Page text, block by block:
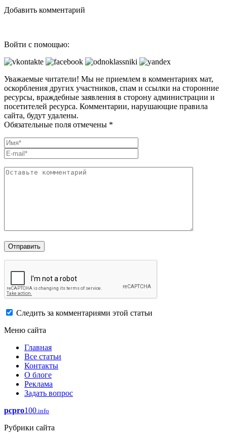
Добавить комментарий
Войти с помощью:
Уважаемые читатели! Мы не приемлем в комментариях мат,
оскорбления других участников, спам и ссылки на сторонние
ресурсы, враждебные заявления в сторону администрации и
посетителей ресурса. Комментарии, нарушающие правила
сайта, будут удалены.
Обязательные поля отмечены *
Следить за комментариями этой статьи
Меню сайта
Главная
Все статьи
Контакты
О блоге
Реклама
Задать вопрос
pcpro100.info
Рубрики сайта